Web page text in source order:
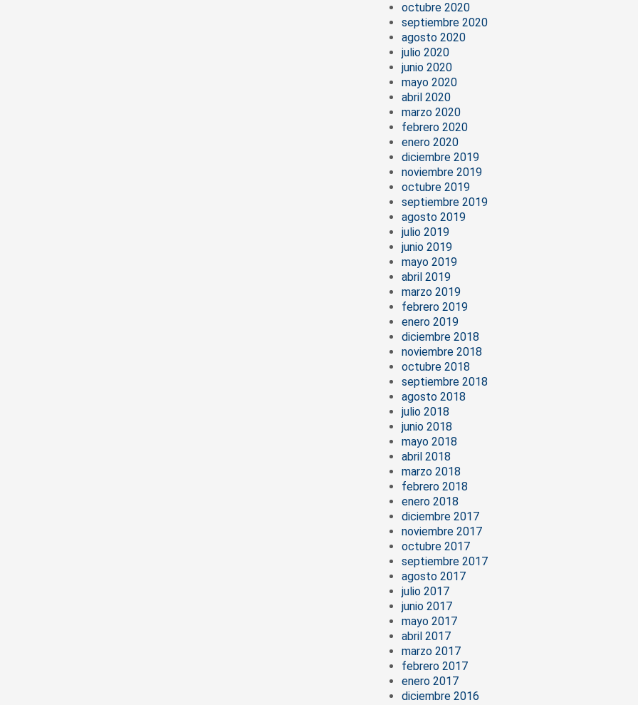
octubre 2020
septiembre 2020
agosto 2020
julio 2020
junio 2020
mayo 2020
abril 2020
marzo 2020
febrero 2020
enero 2020
diciembre 2019
noviembre 2019
octubre 2019
septiembre 2019
agosto 2019
julio 2019
junio 2019
mayo 2019
abril 2019
marzo 2019
febrero 2019
enero 2019
diciembre 2018
noviembre 2018
octubre 2018
septiembre 2018
agosto 2018
julio 2018
junio 2018
mayo 2018
abril 2018
marzo 2018
febrero 2018
enero 2018
diciembre 2017
noviembre 2017
octubre 2017
septiembre 2017
agosto 2017
julio 2017
junio 2017
mayo 2017
abril 2017
marzo 2017
febrero 2017
enero 2017
diciembre 2016